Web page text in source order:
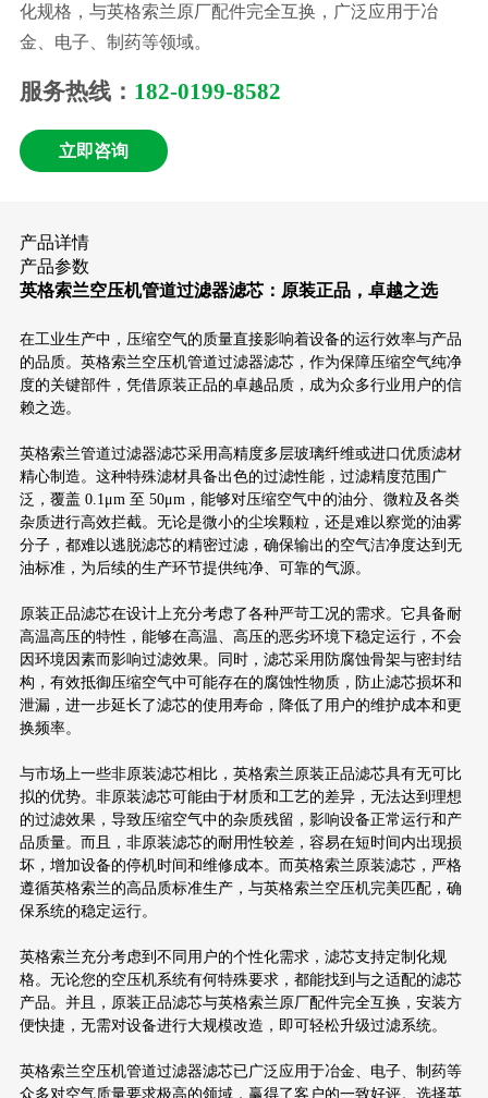
化规格，与英格索兰原厂配件完全互换，广泛应用于冶
金、电子、制药等领域。
服务热线： 182-0199-8582
立即咨询
产品详情
产品参数
英格索兰空压机管道过滤器滤芯：原装正品，卓越之选
在工业生产中，压缩空气的质量直接影响着设备的运行效率与产品
的品质。英格索兰空压机管道过滤器滤芯，作为保障压缩空气纯净
度的关键部件，凭借原装正品的卓越品质，成为众多行业用户的信
赖之选。
英格索兰管道过滤器滤芯采用高精度多层玻璃纤维或进口优质滤材
精心制造。这种特殊滤材具备出色的过滤性能，过滤精度范围广
泛，覆盖 0.1μm 至 50μm，能够对压缩空气中的油分、微粒及各类
杂质进行高效拦截。无论是微小的尘埃颗粒，还是难以察觉的油雾
分子，都难以逃脱滤芯的精密过滤，确保输出的空气洁净度达到无
油标准，为后续的生产环节提供纯净、可靠的气源。
原装正品滤芯在设计上充分考虑了各种严苛工况的需求。它具备耐
高温高压的特性，能够在高温、高压的恶劣环境下稳定运行，不会
因环境因素而影响过滤效果。同时，滤芯采用防腐蚀骨架与密封结
构，有效抵御压缩空气中可能存在的腐蚀性物质，防止滤芯损坏和
泄漏，进一步延长了滤芯的使用寿命，降低了用户的维护成本和更
换频率。
与市场上一些非原装滤芯相比，英格索兰原装正品滤芯具有无可比
拟的优势。非原装滤芯可能由于材质和工艺的差异，无法达到理想
的过滤效果，导致压缩空气中的杂质残留，影响设备正常运行和产
品质量。而且，非原装滤芯的耐用性较差，容易在短时间内出现损
坏，增加设备的停机时间和维修成本。而英格索兰原装滤芯，严格
遵循英格索兰的高品质标准生产，与英格索兰空压机完美匹配，确
保系统的稳定运行。
英格索兰充分考虑到不同用户的个性化需求，滤芯支持定制化规
格。无论您的空压机系统有何特殊要求，都能找到与之适配的滤芯
产品。并且，原装正品滤芯与英格索兰原厂配件完全互换，安装方
便快捷，无需对设备进行大规模改造，即可轻松升级过滤系统。
英格索兰空压机管道过滤器滤芯已广泛应用于冶金、电子、制药等
众多对空气质量要求极高的领域，赢得了客户的一致好评。选择英